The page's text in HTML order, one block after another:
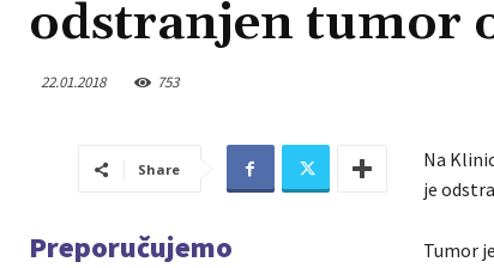
odstranjen tumor
22.01.2018 753
Share
Preporučujemo
Na
je
Tumor